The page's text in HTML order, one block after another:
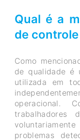
Qual é a
de
Como
de qualidade é
utilizada em
operacional.
trabalhadores
problemas